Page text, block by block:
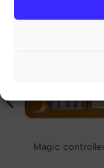
POVEZANI
Magic